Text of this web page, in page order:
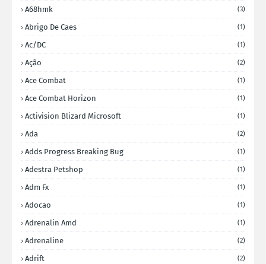
A68hmk (3)
Abrigo De Caes (1)
Ac/DC (1)
Ação (2)
Ace Combat (1)
Ace Combat Horizon (1)
Activision Blizard Microsoft (1)
Ada (2)
Adds Progress Breaking Bug (1)
Adestra Petshop (1)
Adm Fx (1)
Adocao (1)
Adrenalin Amd (1)
Adrenaline (2)
Adrift (2)